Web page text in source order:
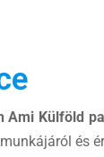
Ami Külföld
és